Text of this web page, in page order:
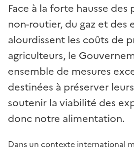
Face à la forte hausse des
non-routier, du gaz et des
alourdissent les coûts de
agriculteurs, le
ensemble de mesures
destinées à préserver
soutenir la viabilité des
donc notre alimentation.
Dans un contexte international